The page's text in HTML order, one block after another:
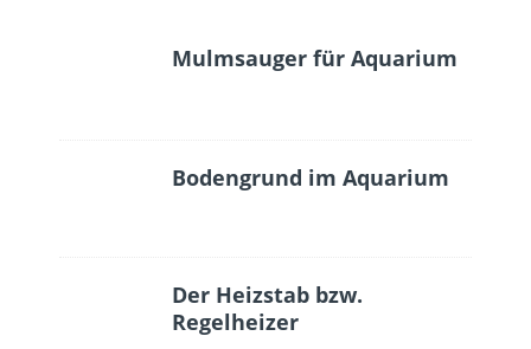
Mulmsauger für Aquarium
Bodengrund im Aquarium
Der Heizstab bzw.
Regelheizer